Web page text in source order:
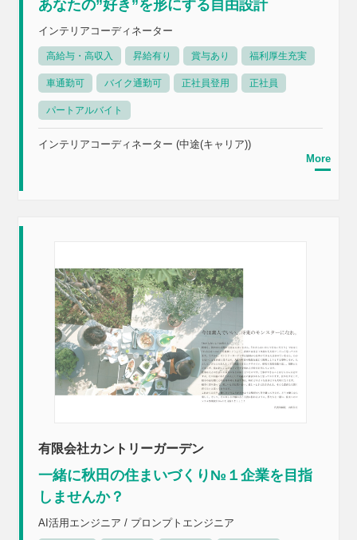
あなたの”好き”を形にする自由設計
インテリアコーディネーター
高給与・高収入 昇給有り 賞与あり 福利厚生充実
車通勤可 バイク通勤可 正社員登用 正社員
パートアルバイト
インテリアコーディネーター (中途(キャリア))
More
有限会社カントリーガーデン
一緒に秋田の住まいづくり№１企業を目指
しませんか？
AI活用エンジニア / プロンプトエンジニア